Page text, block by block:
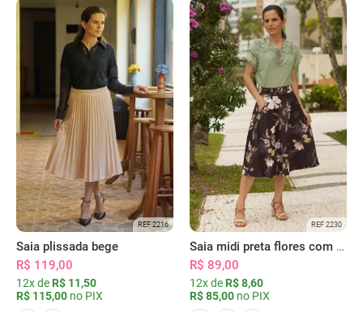
REF 2216
Saia plissada bege
R$ 119,00
12x de R$ 11,50
R$ 115,00 no PIX
REF 2230
Saia midi preta flores com bolsos
R$ 89,00
12x de R$ 8,60
R$ 85,00 no PIX